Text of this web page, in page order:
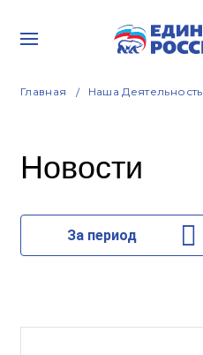
Главная Наша Деятельность
Новости
За период